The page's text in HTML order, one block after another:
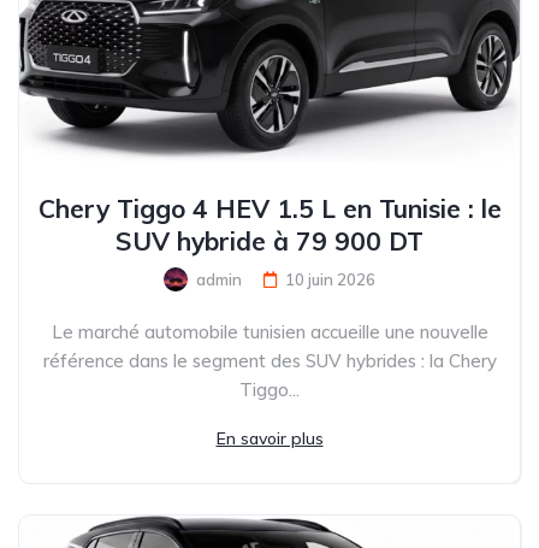
Chery Tiggo 4 HEV 1.5 L en Tunisie : le
SUV hybride à 79 900 DT
admin 10 juin 2026
Le marché automobile tunisien accueille une nouvelle
référence dans le segment des SUV hybrides : la Chery
Tiggo...
En savoir plus